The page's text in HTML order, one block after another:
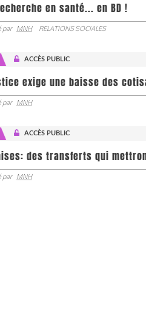
en santé... en BD !
par MNH RELATIONS SOCIALES
ACCÈS PUBLIC
exige une baisse des
par MNH
ACCÈS PUBLIC
des transferts qui
par MNH